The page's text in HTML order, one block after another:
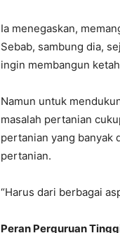
Ia menegaskan,
Sebab, sambung dia,
ingin membangun
Namun untuk
masalah pertanian
pertanian yang banyak
pertanian.
“Harus dari berbagai
Peran Perguruan